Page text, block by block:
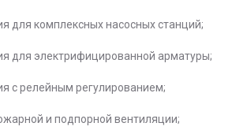
для комплексных насосных станций;
для электрифицированной арматуры;
с релейным регулированием;
и подпорной вентиляции;